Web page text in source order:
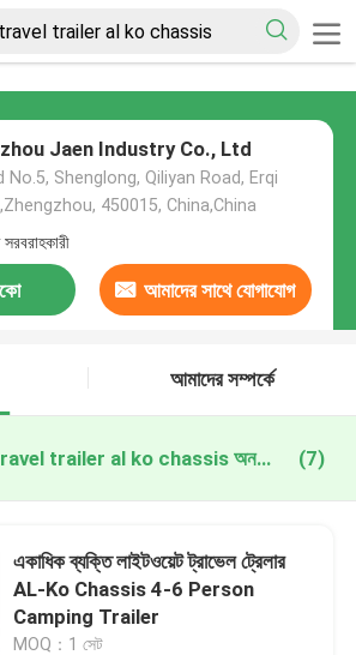
Jaen Industry Co., Ltd
No.5, Shenglong, Qiliyan Road, Erqi
450015, China,China
আমাদের সাথে যোগাযোগ
আমাদের সম্পর্কে
lightweight travel trailer al ko chassis অনলাইন উত্পাদন (7)
একাধিক ব্যক্তি লাইটওয়েট ট্রাভেল ট্রেলার
AL-Ko Chassis 4-6 Person
Camping Trailer
MOQ：1 সেট